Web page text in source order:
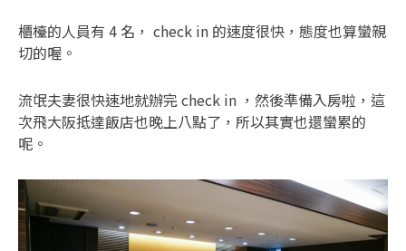
櫃檯的人員有 4 名， check in 的速度很快，態度也算蠻親
切的喔。
流氓夫妻很快速地就辦完 check in ，然後準備入房啦，這
次飛大阪抵達飯店也晚上八點了，所以其實也還蠻累的
呢。